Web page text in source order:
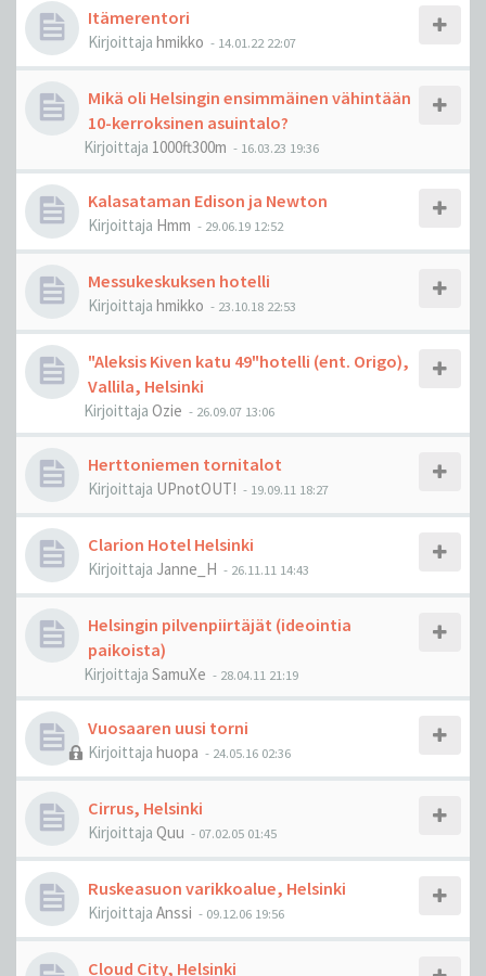
Itämerentori
Kirjoittaja hmikko - 14.01.22 22:07
Mikä oli Helsingin ensimmäinen vähintään
10-kerroksinen asuintalo?
Kirjoittaja 1000ft300m - 16.03.23 19:36
Kalasataman Edison ja Newton
Kirjoittaja Hmm - 29.06.19 12:52
Messukeskuksen hotelli
Kirjoittaja hmikko - 23.10.18 22:53
"Aleksis Kiven katu 49"hotelli (ent. Origo),
Vallila, Helsinki
Kirjoittaja Ozie - 26.09.07 13:06
Herttoniemen tornitalot
Kirjoittaja UPnotOUT! - 19.09.11 18:27
Clarion Hotel Helsinki
Kirjoittaja Janne_H - 26.11.11 14:43
Helsingin pilvenpiirtäjät (ideointia
paikoista)
Kirjoittaja SamuXe - 28.04.11 21:19
Vuosaaren uusi torni
Kirjoittaja huopa - 24.05.16 02:36
Cirrus, Helsinki
Kirjoittaja Quu - 07.02.05 01:45
Ruskeasuon varikkoalue, Helsinki
Kirjoittaja Anssi - 09.12.06 19:56
Cloud City, Helsinki